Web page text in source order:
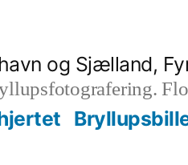
og Sjælland,